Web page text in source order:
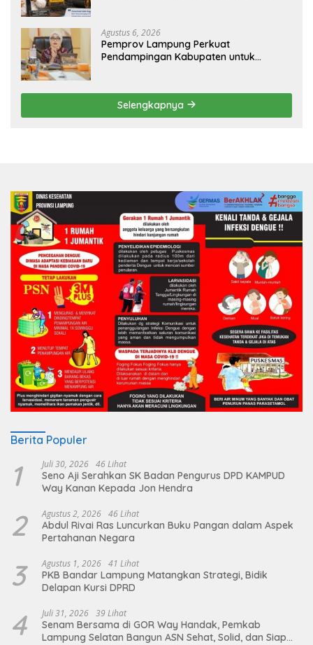
Agustus 6, 2026
Pemprov Lampung Perkuat
Pendampingan Kabupaten untuk
Selengkapnya
Berita Populer
1 Juli 30, 2026 46 Lihat
Seno Aji Serahkan SK Badan Pengurus DPD KAMPUD
Way Kanan Kepada Jon Hendra
2 Agustus 2, 2026 46 Lihat
Abdul Rivai Ras Luncurkan Buku Pangan dalam Aspek
Pertahanan Negara
3 Agustus 1, 2026 41 Lihat
PKB Bandar Lampung Matangkan Strategi, Bidik
Delapan Kursi DPRD
4 Juli 31, 2026 39 Lihat
Senam Bersama di GOR Way Handak, Pemkab
Lampung Selatan Bangun ASN Sehat, Solid, dan Siap